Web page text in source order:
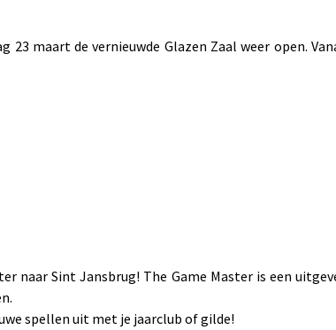
maart de vernieuwde Glazen Zaal weer open.
naar Sint Jansbrug! The Game Master is een
spellen uit met je jaarclub of gilde!